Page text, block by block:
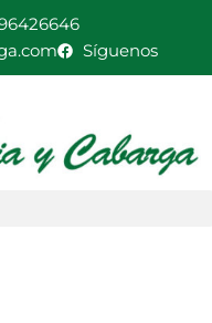
Síguenos